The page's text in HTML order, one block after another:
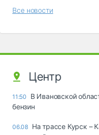
Все новости
Центр
11:50
В Ивановской
бензин
06.08 На трассе Курск –